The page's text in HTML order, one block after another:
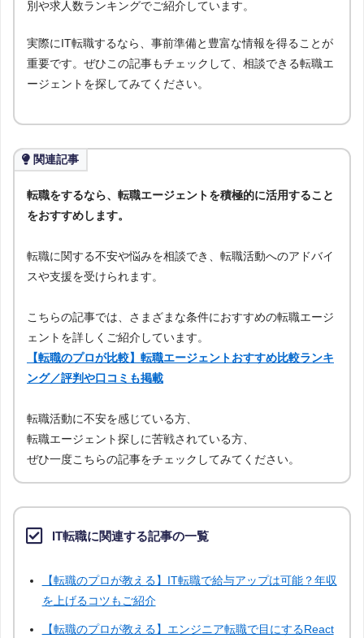
別や求人数ランキングでご紹介しています。
実際にIT転職するなら、事前準備と豊富な情報を得ることが
重要です。ぜひこの記事もチェックして、相談できる転職エ
ージェントを探してみてください。
関連記事
転職をするなら、転職エージェントを積極的に活用すること
をおすすめします。
転職に関する不安や悩みを相談でき、転職活動へのアドバイ
スや支援を受けられます。
こちらの記事では、さまざまな条件におすすめの転職エージ
ェントを詳しくご紹介しています。
【転職のプロが比較】転職エージェントおすすめ比較ランキ
ング／評判や口コミも掲載
転職活動に不安を感じている方、
転職エージェント探しに苦戦されている方、
ぜひ一度こちらの記事をチェックしてみてください。
IT転職に関連する記事の一覧
【転職のプロが教える】IT転職で給与アップは可能？年収
を上げるコツもご紹介
【転職のプロが教える】エンジニア転職で目にするReact